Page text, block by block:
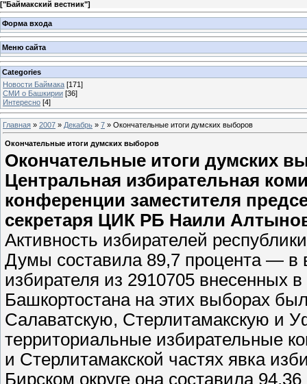
["Баймакский вестник"]
Форма входа
Меню сайта
Categories
Новости Баймака [171]
СМИ о Башкирии [36]
Интересно [4]
Главная » 2007 » Декабрь » 7 » Окончательные итоги думских выборов
Окончательные итоги думских выборов
Окончательные итоги думских
Центральная избирательная
конференции заместителя
секретаря ЦИК РБ Наили
Активность избирателей
Думы составила 89,7 процента — в
избирателя из 2910705 внесенных
Башкортостана на этих выборах
Салаватскую, Стерлитамакскую и
территориальные избирательные
и Стерлитамакской частях явка
Бирском округе она составила